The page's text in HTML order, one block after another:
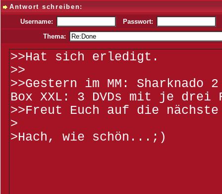
Antwort schreiben:
Username:
Passwort:
Thema: